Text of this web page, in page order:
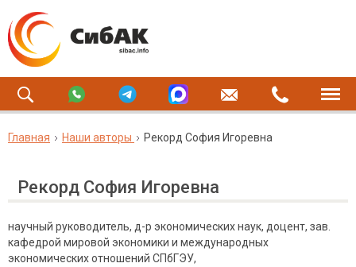
Главная Наши авторы Рекорд София Игоревна
Рекорд София Игоревна
научный руководитель, д-р экономических наук, доцент, зав.
кафедрой мировой экономики и международных
экономических отношений СПбГЭУ,